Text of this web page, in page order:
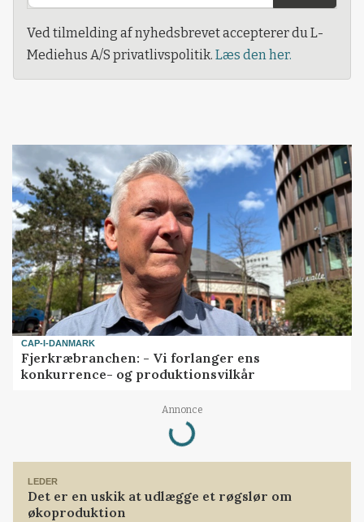
Ved tilmelding af nyhedsbrevet accepterer du L-
Mediehus A/S privatlivspolitik. Læs den her.
CAP-I-DANMARK
Fjerkræbranchen: - Vi forlanger ens
konkurrence- og produktionsvilkår
Annonce
Loading...
LEDER
Det er en uskik at udlægge et røgslør om
økoproduktion